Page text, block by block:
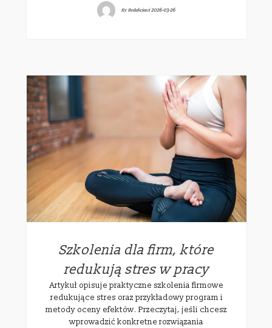
ByRedakcjawi 2026-03-26
Szkolenia dla firm, które
redukują stres w pracy
Artykuł opisuje praktyczne szkolenia firmowe
redukujące stres oraz przykładowy program i
metody oceny efektów. Przeczytaj, jeśli chcesz
wprowadzić konkretne rozwiązania